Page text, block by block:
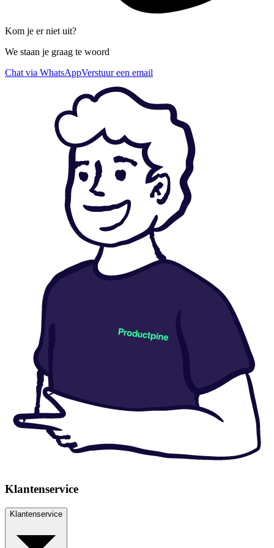
Kom je er niet uit?
We staan je graag te woord
Chat via WhatsAppVerstuur een email
Klantenservice
Klantenservice